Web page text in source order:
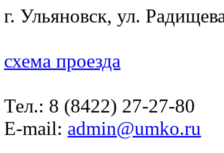
г. Ульяновск, ул.
схема проезда
Тел.: 8 (8422) 27-27-80
E-mail: admin@umko.ru